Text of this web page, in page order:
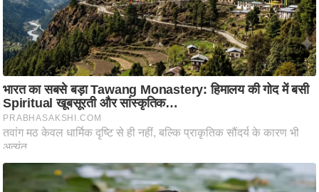
ति
वि
श्ले
ष
ण
स
म
सा
म
यि